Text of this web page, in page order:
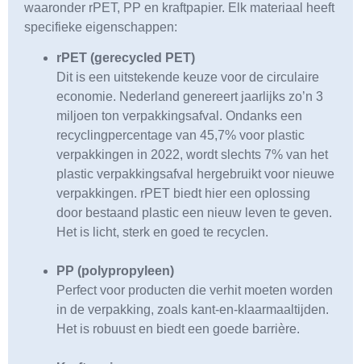
waaronder rPET, PP en kraftpapier. Elk materiaal heeft
specifieke eigenschappen:
rPET (gerecycled PET)
Dit is een uitstekende keuze voor de circulaire
economie. Nederland genereert jaarlijks zo’n 3
miljoen ton verpakkingsafval. Ondanks een
recyclingpercentage van 45,7% voor plastic
verpakkingen in 2022, wordt slechts 7% van het
plastic verpakkingsafval hergebruikt voor nieuwe
verpakkingen. rPET biedt hier een oplossing
door bestaand plastic een nieuw leven te geven.
Het is licht, sterk en goed te recyclen.
PP (polypropyleen)
Perfect voor producten die verhit moeten worden
in de verpakking, zoals kant-en-klaarmaaltijden.
Het is robuust en biedt een goede barrière.